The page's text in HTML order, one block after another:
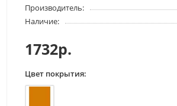
Производитель:
Наличие:
1732р.
Цвет покрытия: